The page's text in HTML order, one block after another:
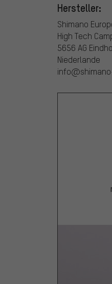
Hersteller:
Shimano
High Tech
5656 AG
Niederlande